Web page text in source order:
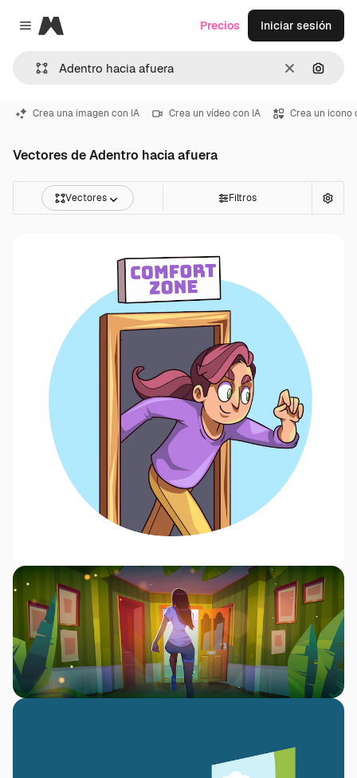
Close menu
Magnific
Borrar
Precios Iniciar sesión
Crea una imagen con IA Crea un vídeo con IA Crea un icono
Vectores de Adentro hacia afuera
Vectores Filtros